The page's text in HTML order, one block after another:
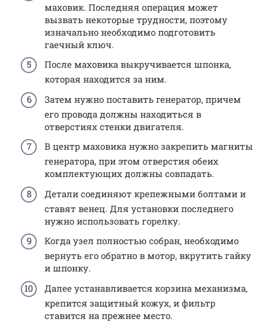
маховик. Последняя операция может
вызвать некоторые трудности, поэтому
изначально необходимо подготовить
гаечный ключ.
После маховика выкручивается шпонка,
которая находится за ним.
Затем нужно поставить генератор, причем
его провода должны находиться в
отверстиях стенки двигателя.
В центр маховика нужно закрепить магниты
генератора, при этом отверстия обеих
комплектующих должны совпадать.
Детали соединяют крепежными болтами и
ставят венец. Для установки последнего
нужно использовать горелку.
Когда узел полностью собран, необходимо
вернуть его обратно в мотор, вкрутить гайку
и шпонку.
Далее устанавливается корзина механизма,
крепится защитный кожух, и фильтр
ставится на прежнее место.